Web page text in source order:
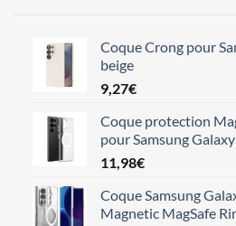
Coque Crong pour
beige
9,27€
Coque protection
pour Samsung
11,98€
Coque Samsung
Magnetic MagSafe